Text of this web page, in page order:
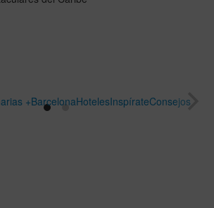
+BarcelonaHotelesInspírateConsejos